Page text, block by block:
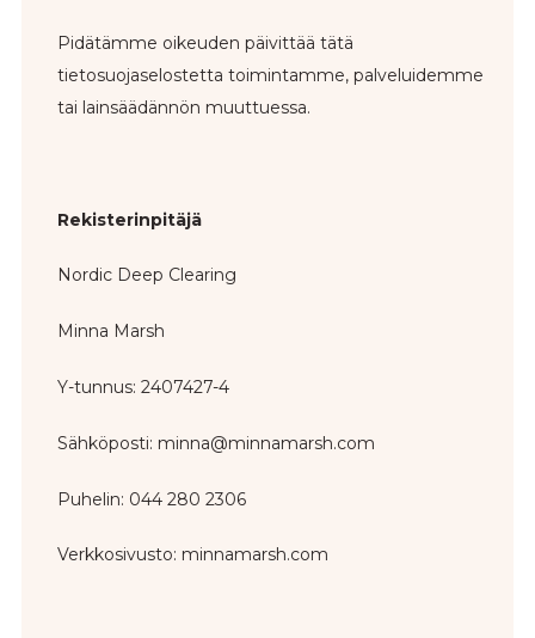
Pidätämme oikeuden päivittää tätä
tietosuojaselostetta toimintamme, palveluidemme
tai lainsäädännön muuttuessa.
Rekisterinpitäjä
Nordic Deep Clearing
Minna Marsh
Y-tunnus: 2407427-4
Sähköposti: minna@minnamarsh.com
Puhelin: 044 280 2306
Verkkosivusto: minnamarsh.com